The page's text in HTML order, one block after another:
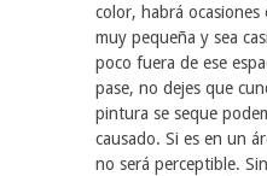
color, habrá ocasiones
muy pequeña y sea
poco fuera de ese
pase, no dejes que
pintura se seque
causado. Si es en un
no será perceptible.